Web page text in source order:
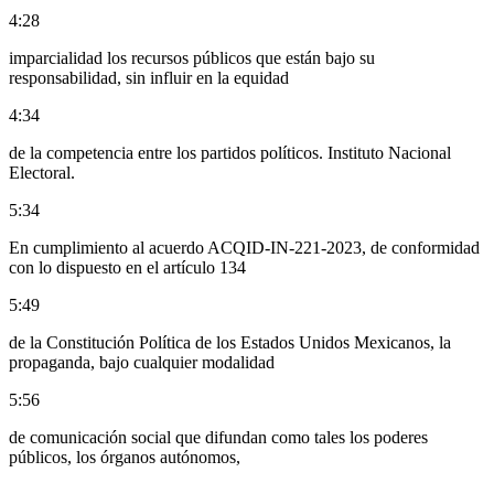
4:28
imparcialidad los recursos públicos que están bajo su
responsabilidad, sin influir en la equidad
4:34
de la competencia entre los partidos políticos. Instituto Nacional
Electoral.
5:34
En cumplimiento al acuerdo ACQID-IN-221-2023, de conformidad
con lo dispuesto en el artículo 134
5:49
de la Constitución Política de los Estados Unidos Mexicanos, la
propaganda, bajo cualquier modalidad
5:56
de comunicación social que difundan como tales los poderes
públicos, los órganos autónomos,